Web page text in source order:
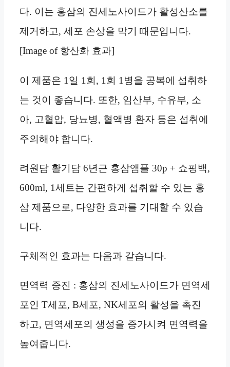
다. 이는 홍삼의 진세노사이드가 활성산소를
제거하고, 세포 손상을 막기 때문입니다.
[Image of 항산화 효과]
이 제품은 1일 1회, 1회 1병을 공복에 섭취하
는 것이 좋습니다. 또한, 임산부, 수유부, 소
아, 고혈압, 당뇨병, 혈액병 환자 등은 섭취에
주의해야 합니다.
려원담 활기담 6년근 홍삼앰플 30p + 쇼핑백,
600ml, 1세트는 간편하게 섭취할 수 있는 홍
삼 제품으로, 다양한 효과를 기대할 수 있습
니다.
구체적인 효과는 다음과 같습니다.
면역력 증진 : 홍삼의 진세노사이드가 면역세
포인 T세포, B세포, NK세포의 활성을 촉진
하고, 면역세포의 생성을 증가시켜 면역력을
높여줍니다.